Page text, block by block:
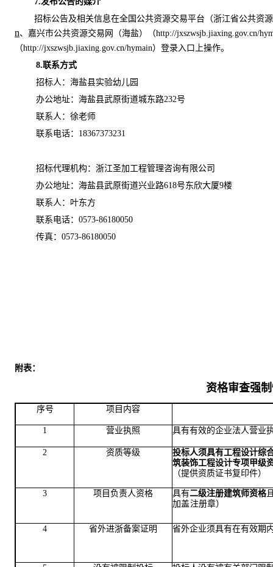
招标公告及相关信息在全国公共资源交易平台（浙江省公共资
n、 嘉兴市公共资源交易网（海盐）（http://jxszwsjb.jiaxing.gov.cn/
（http://jxszwsjb.jiaxing.gov.cn/hymain） 登录入口上操作。
8.联系方式
招标人： 海盐县实验幼儿园
办公地址： 海盐县武原街道城东路232号
联系人： 徐老师
联系电话： 18367373231
招标代理机构：浙江圣加工程管理咨询有限公司
办公地址： 海盐县武原街道兴业路618号东欣大厦9楼
联系人： 叶东方
联系电话： 0573-86180050
传真： 0573-86180050
附表：
资格审查强
序号 项目内容
1 营业执照 具有有效的企业法人营业
2 资质等级 投标人须具有工程设计综
筑装饰工程设计专项甲级
（提供资质证书复印件）
3 项目负责人资格 具有二级注册建筑师资格
加盖注册章）
4 省外进浙备案证明 省外企业须具有在有效期